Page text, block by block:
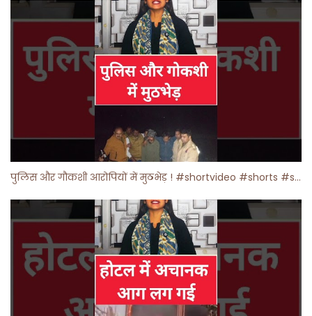
पुलिस और गौकशी आरोपियों में मुठभेड़ ! #shortvideo #shorts #shortsfeed